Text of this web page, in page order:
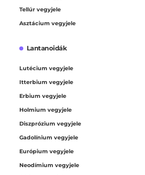
Tellúr vegyjele
Asztácium vegyjele
Lantanoidák
Lutécium vegyjele
Itterbium vegyjele
Erbium vegyjele
Holmium vegyjele
Diszprózium vegyjele
Gadolínium vegyjele
Európium vegyjele
Neodímium vegyjele